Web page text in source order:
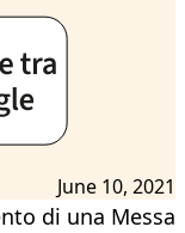
June 10, 2021
di una Messa